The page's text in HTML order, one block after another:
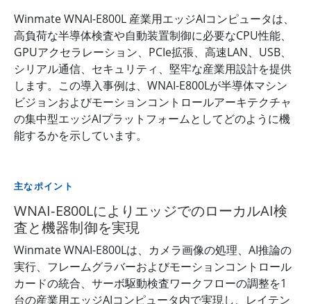
Winmate WNAI-E800L 産業用エッジAIコンピュータは、
高負荷な半導体検査や自動装置制御に必要なCPU性能、
GPUアクセラレーション、PCIe拡張、高速LAN、USB、
シリアル通信、セキュリティ、堅牢な産業用設計を提供
します。この導入事例は、WNAI-E800Lが半導体マシン
ビジョンおよびモーションコントロールアーキテクチャ
の集中型エッジAIプラットフォームとしてどのように機
能するかを示しています。
主なポイント
WNAI-E800LによりエッジでのローカルAI検
査と機器制御を実現
Winmate WNAI-E800Lは、カメラ画像の処理、AI推論の
実行、フレームグラバーおよびモーションコントロール
カードの統合、サーボ駆動検査ワークフローの調整を1
台の産業用エッジAIコンピュータ内で実現し、レイテン